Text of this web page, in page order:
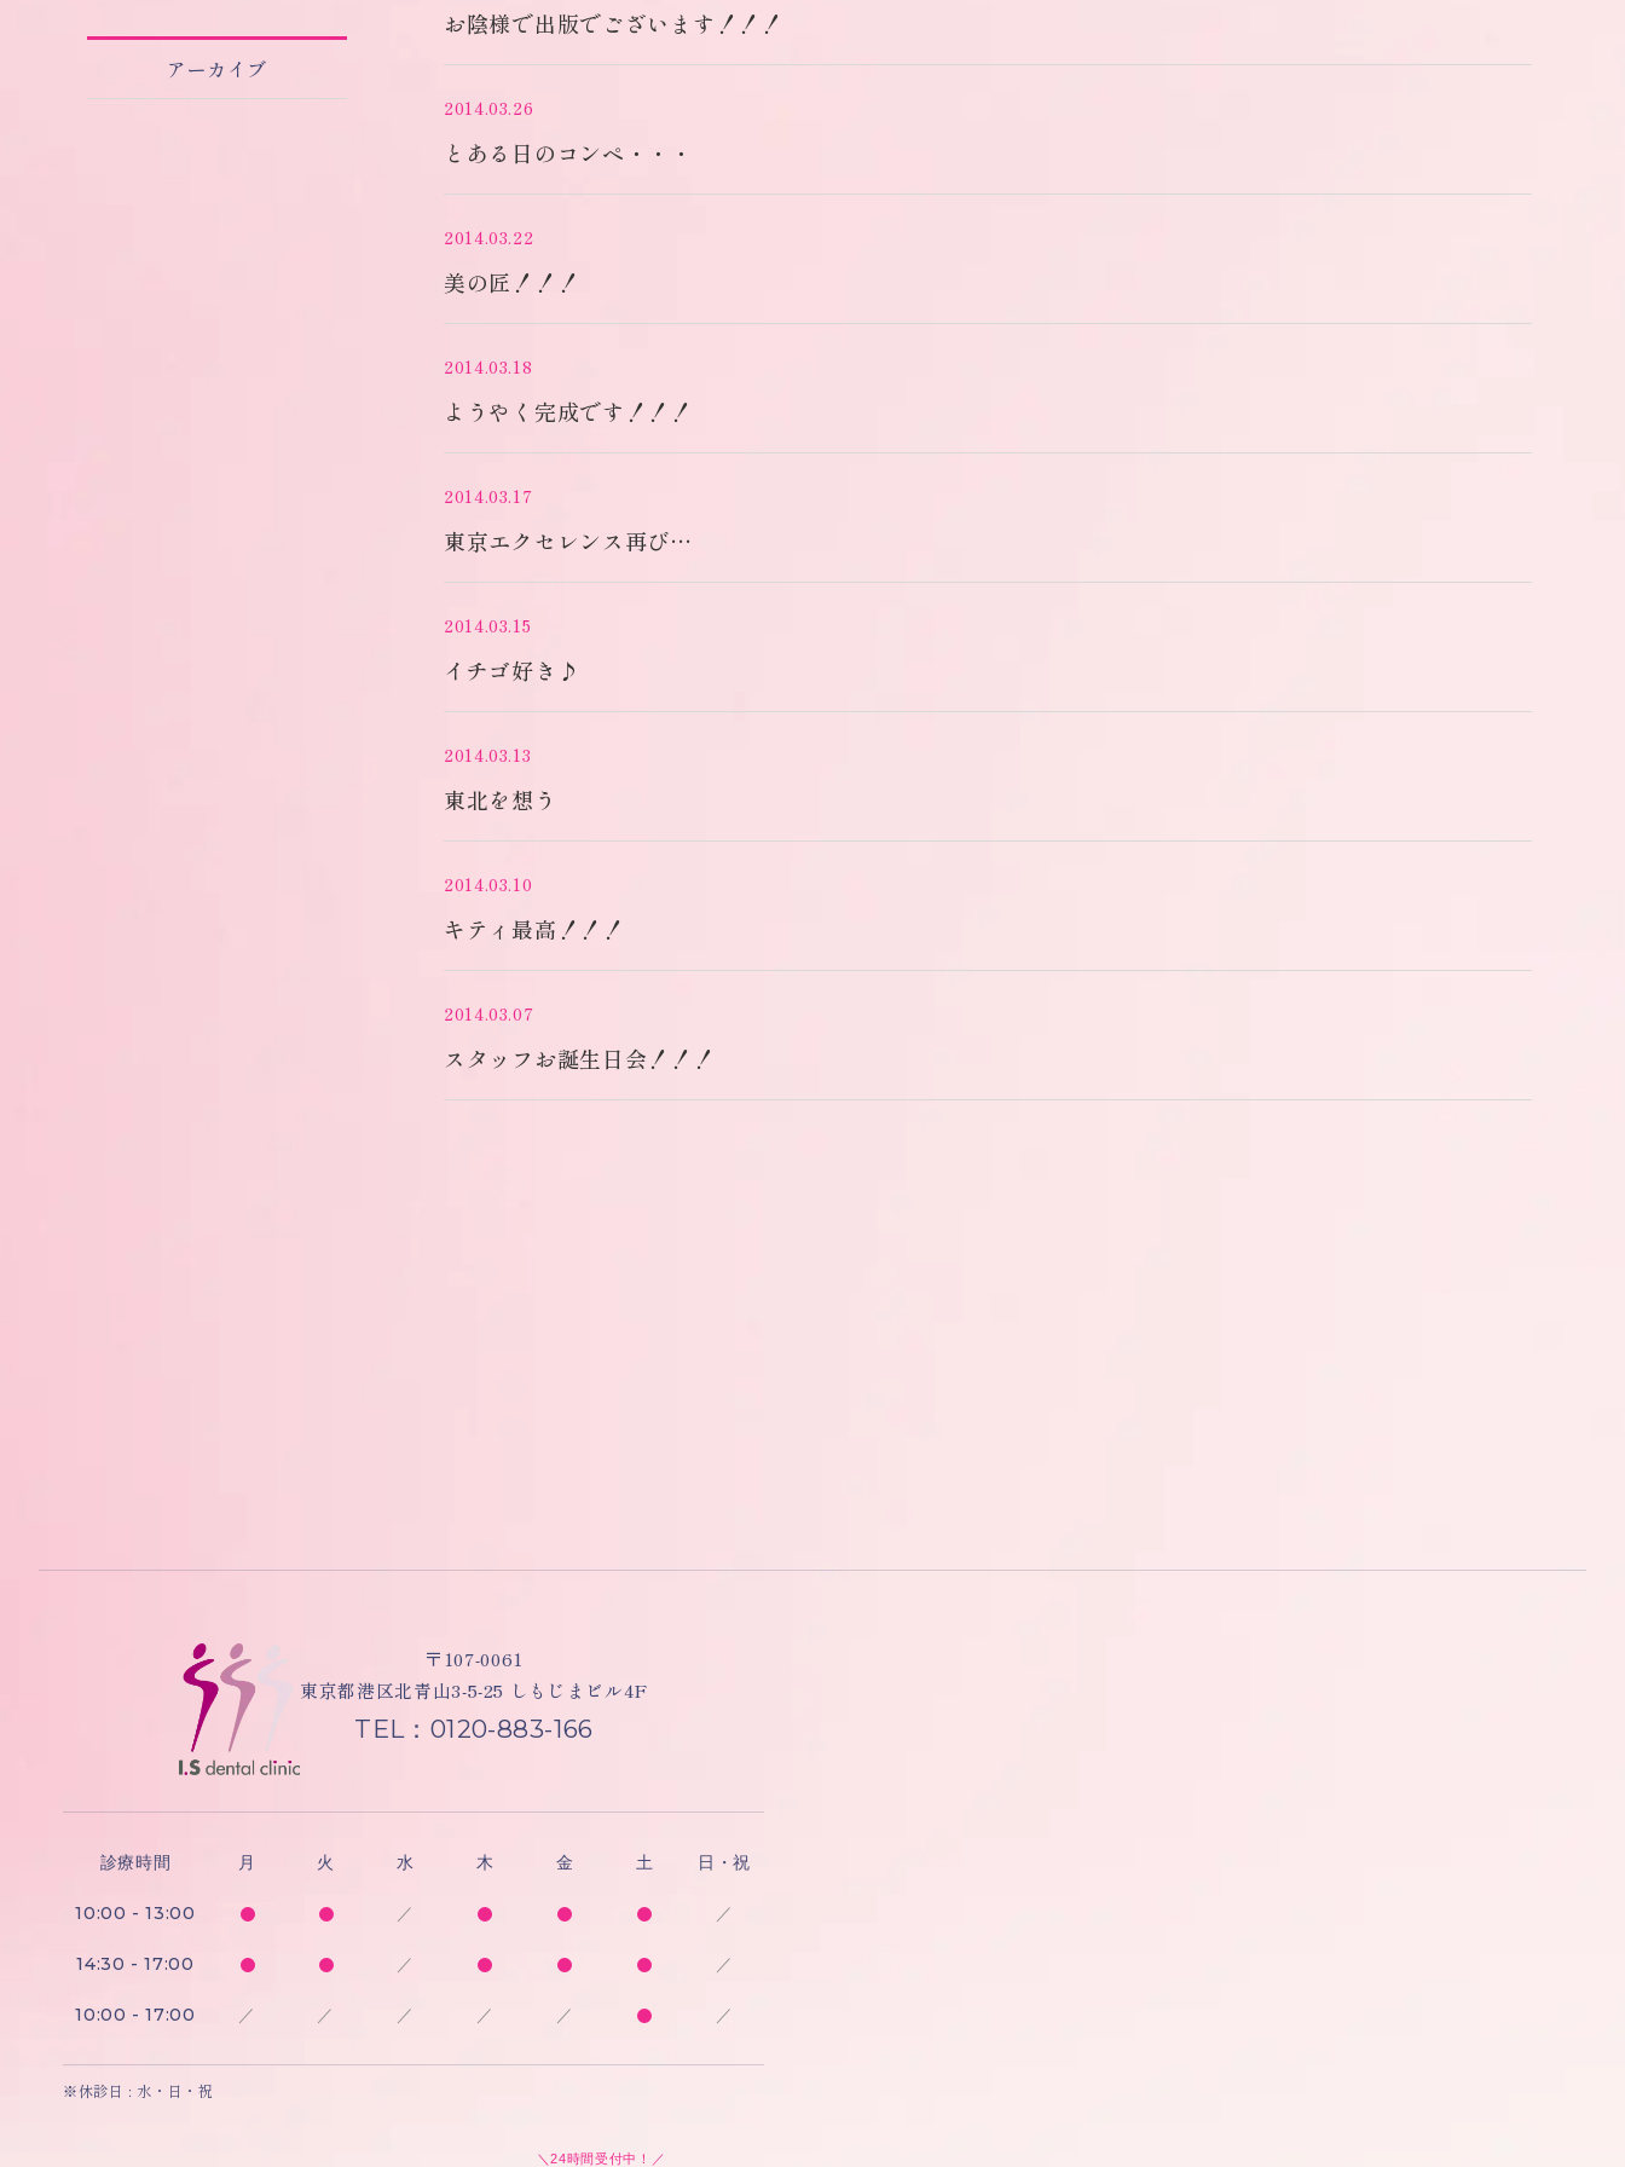
アーカイブ
お陰様で出版でございます！！！
2014.03.26
とある日のコンペ・・・
2014.03.22
美の匠！！！
2014.03.18
ようやく完成です！！！
2014.03.17
東京エクセレンス再び…
2014.03.15
イチゴ好き♪
2014.03.13
東北を想う
2014.03.10
キティ最高！！！
2014.03.07
スタッフお誕生日会！！！
〒107-0061
東京都港区北青山3-5-25 しもじまビル4F
TEL：0120-883-166
診療時間 月 火 水 木 金 土 日・祝
10:00 - 13:00 ／ ／
14:30 - 17:00 ／ ／
10:00 - 17:00 ／ ／ ／ ／ ／ ／
※休診日 : 水・日・祝
＼24時間受付中！／